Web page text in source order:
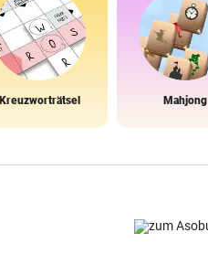
Kreuzworträtsel Mahjong